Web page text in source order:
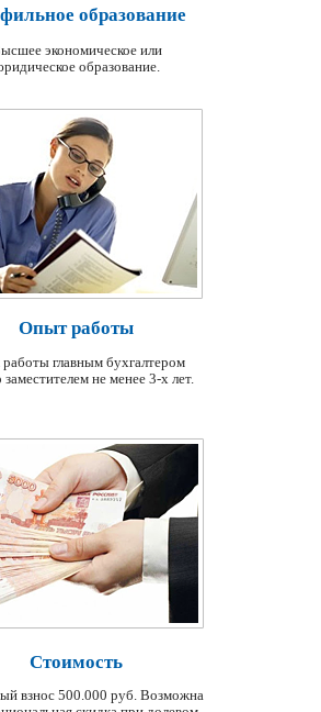
образование
Опыт работы
экономическое или
образование.
главным бухгалтером
заместителем не менее 3-х лет.
Стоимость
взнос 500.000 руб. Возможна